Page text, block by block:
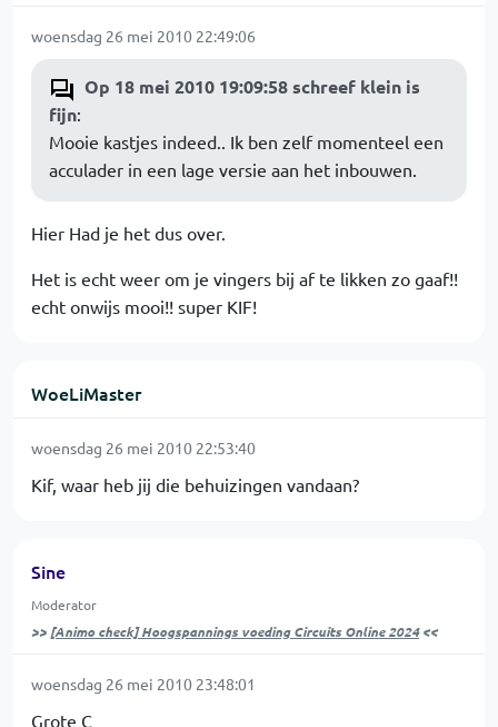
woensdag 26 mei 2010 22:49:06
Op 18 mei 2010 19:09:58 schreef klein is
fijn:
Mooie kastjes indeed.. Ik ben zelf momenteel een
acculader in een lage versie aan het inbouwen.
Hier Had je het dus over.
Het is echt weer om je vingers bij af te likken zo gaaf!!
echt onwijs mooi!! super KIF!
WoeLiMaster
woensdag 26 mei 2010 22:53:40
Kif, waar heb jij die behuizingen vandaan?
Sine
Moderator
>> [Animo check] Hoogspannings voeding Circuits Online 2024<<
woensdag 26 mei 2010 23:48:01
Grote C